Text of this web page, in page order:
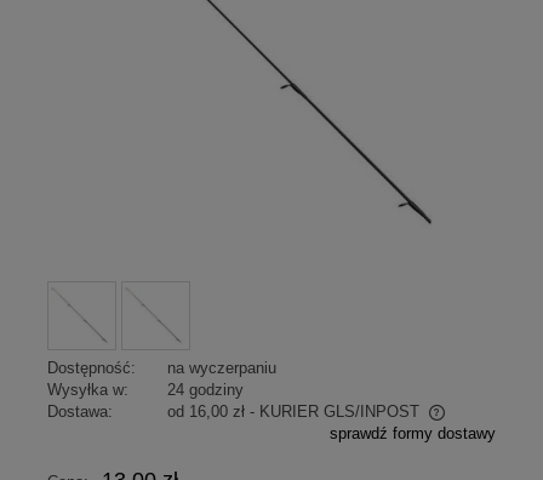
Dostępność:
na wyczerpaniu
Wysyłka w:
24 godziny
Dostawa:
od 16,00 zł - KURIER GLS/INPOST
Cena nie zawiera ewentualnych kosztów płatności
sprawdź formy dostawy